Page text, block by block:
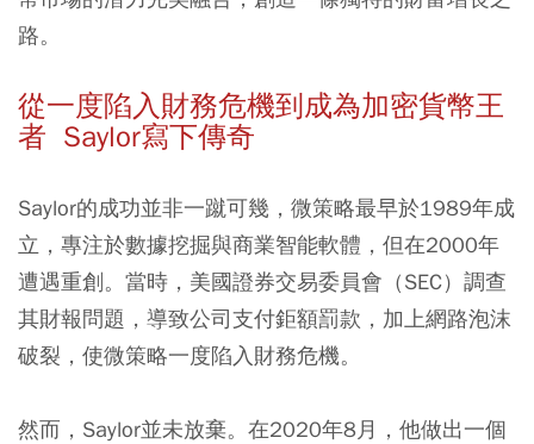
路。
從一度陷入財務危機到成為加密貨幣王
者 Saylor寫下傳奇
Saylor的成功並非一蹴可幾，微策略最早於1989年成
立，專注於數據挖掘與商業智能軟體，但在2000年
遭遇重創。當時，美國證券交易委員會（SEC）調查
其財報問題，導致公司支付鉅額罰款，加上網路泡沫
破裂，使微策略一度陷入財務危機。
然而，Saylor並未放棄。在2020年8月，他做出一個